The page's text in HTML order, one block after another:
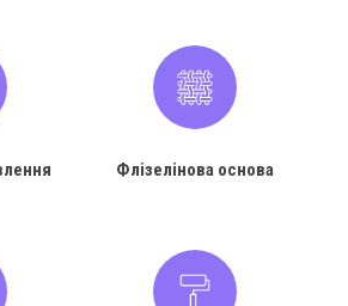
Флізелінова основа